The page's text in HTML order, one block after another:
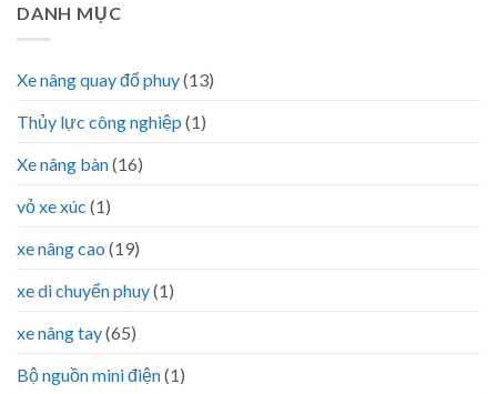
DANH MỤC
Xe nâng quay đổ phuy(13)
Thủy lực công nghiệp (1)
Xe nâng bàn(16)
vỏ xe xúc (1)
xe nâng cao (19)
xe di chuyển phuy(1)
xe nâng tay(65)
Bộ nguồn mini điện(1)